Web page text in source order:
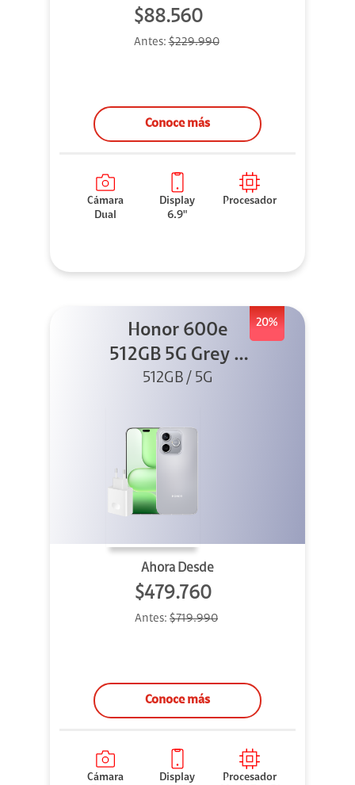
$88.560
Antes:$229.990
Conoce más
Cámara
Dual
Display
6.9"
Procesador
20%
Honor 600e
512GB 5G Grey +
45W
512GB / 5G
Ahora Desde
$479.760
Antes: $719.990
Conoce más
Cámara
Display
Procesador